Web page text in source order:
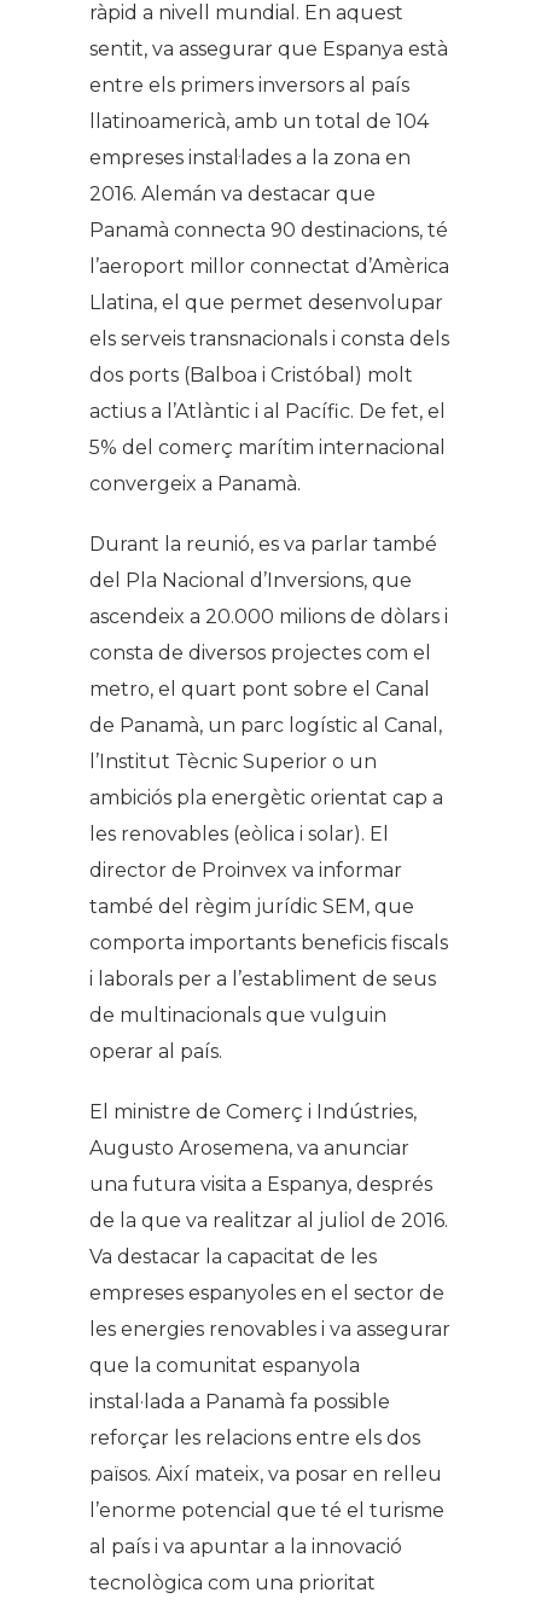
ràpid a nivell mundial. En aquest
sentit, va assegurar que Espanya està
entre els primers inversors al país
llatinoamericà, amb un total de 104
empreses instal·lades a la zona en
2016. Alemán va destacar que
Panamà connecta 90 destinacions, té
l’aeroport millor connectat d’Amèrica
Llatina, el que permet desenvolupar
els serveis transnacionals i consta dels
dos ports (Balboa i Cristóbal) molt
actius a l’Atlàntic i al Pacífic. De fet, el
5% del comerç marítim internacional
convergeix a Panamà.
Durant la reunió, es va parlar també
del Pla Nacional d’Inversions, que
ascendeix a 20.000 milions de dòlars i
consta de diversos projectes com el
metro, el quart pont sobre el Canal
de Panamà, un parc logístic al Canal,
l’Institut Tècnic Superior o un
ambiciós pla energètic orientat cap a
les renovables (eòlica i solar). El
director de Proinvex va informar
també del règim jurídic SEM, que
comporta importants beneficis fiscals
i laborals per a l’establiment de seus
de multinacionals que vulguin
operar al país.
El ministre de Comerç i Indústries,
Augusto Arosemena, va anunciar
una futura visita a Espanya, després
de la que va realitzar al juliol de 2016.
Va destacar la capacitat de les
empreses espanyoles en el sector de
les energies renovables i va assegurar
que la comunitat espanyola
instal·lada a Panamà fa possible
reforçar les relacions entre els dos
països. Així mateix, va posar en relleu
l’enorme potencial que té el turisme
al país i va apuntar a la innovació
tecnològica com una prioritat